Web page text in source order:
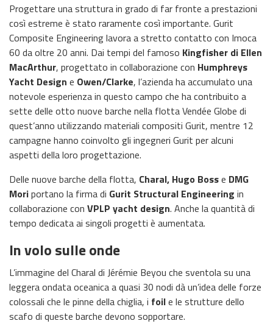
Progettare una struttura in grado di far fronte a prestazioni
così estreme è stato raramente così importante. Gurit
Composite Engineering lavora a stretto contatto con Imoca
60 da oltre 20 anni. Dai tempi del famoso Kingfisher di Ellen
MacArthur, progettato in collaborazione con Humphreys
Yacht Design e Owen/Clarke, l’azienda ha accumulato una
notevole esperienza in questo campo che ha contribuito a
sette delle otto nuove barche nella flotta Vendée Globe di
quest’anno utilizzando materiali compositi Gurit, mentre 12
campagne hanno coinvolto gli ingegneri Gurit per alcuni
aspetti della loro progettazione.
Delle nuove barche della flotta, Charal, Hugo Bosse DMG
Moriportano la firma di Gurit Structural Engineering in
collaborazione con VPLP yacht design. Anche la quantità di
tempo dedicata ai singoli progetti è aumentata.
In volo sulle onde
L’immagine del Charal di Jérémie Beyou che sventola su una
leggera ondata oceanica a quasi 30 nodi dà un’idea delle forze
colossali che le pinne della chiglia, i foile le strutture dello
scafo di queste barche devono sopportare.